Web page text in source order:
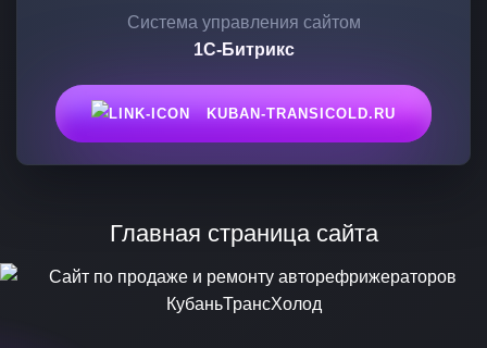
Система управления сайтом
1С-Битрикс
KUBAN-TRANSICOLD.RU
Главная страница сайта